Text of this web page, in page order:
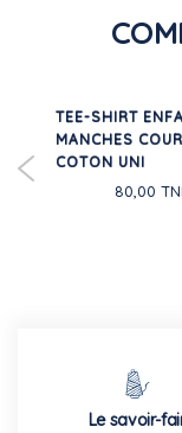
TEE-SHIRT
MANCHES
COTON UNI
80,00
Le savoir-